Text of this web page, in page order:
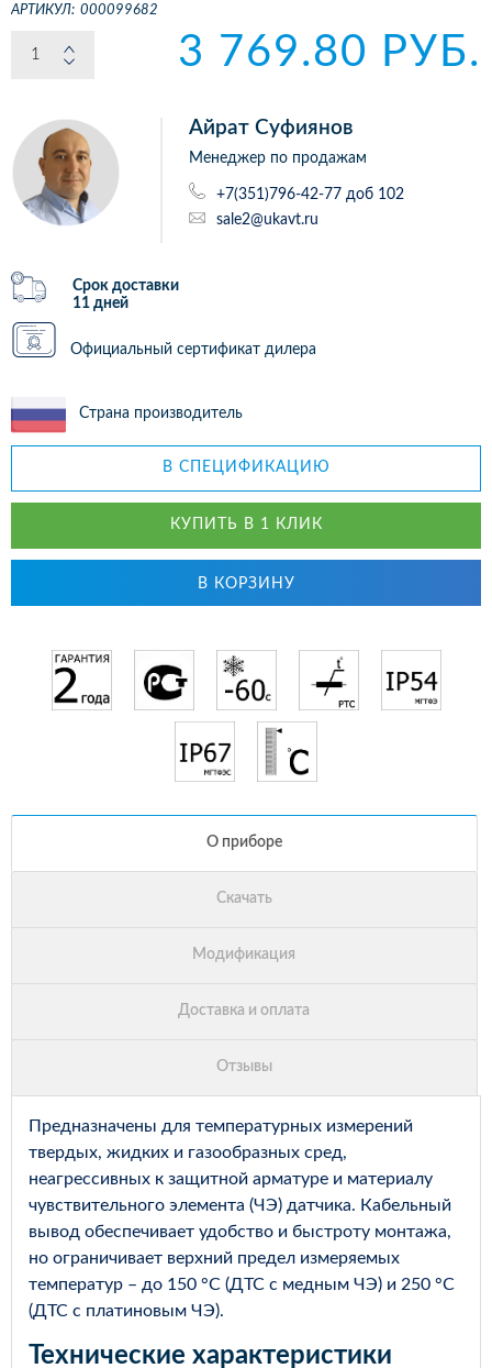
АРТИКУЛ: 000099682
3 769.80 РУБ.
Айрат Суфиянов
Менеджер по продажам
+7(351)796-42-77 доб 102
sale2@ukavt.ru
Срок доставки
11 дней
Официальный сертификат дилера
Страна производитель
В СПЕЦИФИКАЦИЮ
КУПИТЬ В 1 КЛИК
В КОРЗИНУ
Предназначены для температурных измерений
твердых, жидких и газообразных сред,
неагрессивных к защитной арматуре и материалу
чувствительного элемента (ЧЭ) датчика. Кабельный
вывод обеспечивает удобство и быстроту монтажа,
но ограничивает верхний предел измеряемых
температур – до 150 °С (ДТС с медным ЧЭ) и 250 °С
(ДТС с платиновым ЧЭ).
Технические характеристики